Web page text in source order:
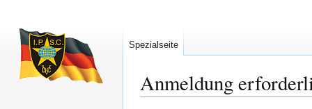
Anmeldung
Spezialseite